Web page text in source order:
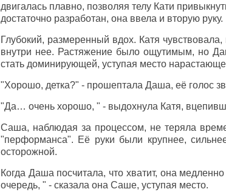
двигалась плавно, позволяя телу Кати
достаточно разработан, она ввела и вторую руку.
Глубокий, размеренный вдох. Катя
внутри нее. Растяжение было ощутимым, но
стать доминирующей, уступая место
"Хорошо, детка?" - прошептала Даша, её голос
"Да… очень хорошо, " - выдохнула Катя,
Саша, наблюдая за процессом, не теряла
"перформанса". Её руки были крупнее,
осторожной.
Когда Даша посчитала, что хватит, она
очередь, " - сказала она Саше, уступая место.